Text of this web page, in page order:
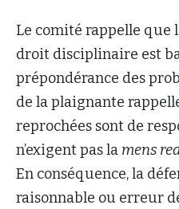
Le comité rappelle que
droit disciplinaire est
prépondérance des
de la plaignante
reprochées sont de
n’exigent pas la mens
En conséquence, la
raisonnable ou erreur